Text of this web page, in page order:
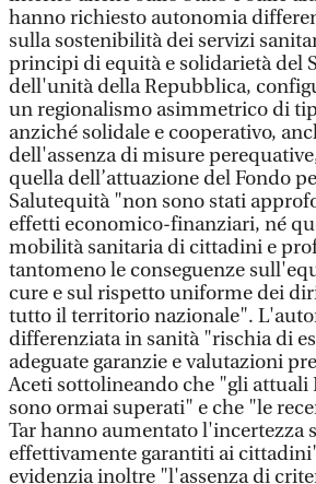
hanno richiesto autonomia
sulla sostenibilità dei servizi
principi di equità e solidarietà del
dell'unità della Repubblica,
un regionalismo asimmetrico di
anziché solidale e cooperativo,
dell'assenza di misure
quella dell’attuazione del Fondo
Salutequità "non sono stati
effetti economico-finanziari, né
mobilità sanitaria di cittadini e
tantomeno le conseguenze
cure e sul rispetto uniforme dei
tutto il territorio nazionale".
differenziata in sanità "rischia di
adeguate garanzie e valutazioni
Aceti sottolineando che "gli attuali
sono ormai superati" e che "le
Tar hanno aumentato l'incertezza
effettivamente garantiti ai
evidenzia inoltre "l'assenza di